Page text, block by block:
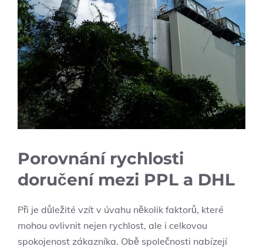
Porovnání rychlosti
doručení mezi PPL a DHL
Při je důležité vzít v úvahu několik faktorů, které
mohou ovlivnit nejen rychlost, ale i celkovou
spokojenost zákazníka. Obě společnosti nabízejí